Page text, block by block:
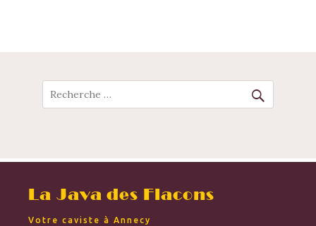
Recherche
La Java des Flacons
Votre caviste à Annecy